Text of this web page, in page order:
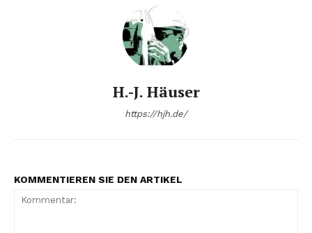
H.-J. Häuser
https://hjh.de/
KOMMENTIEREN SIE DEN ARTIKEL